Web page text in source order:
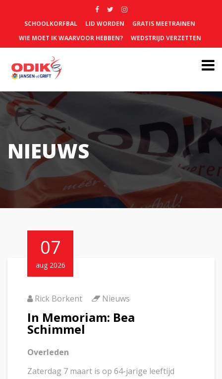
SCHOOLKORFBAL LID WORDEN
GRATIS MEETRAINEN
WIE MOET IK WAARVOOR HEBBEN?
WEDSTRIJD VERZETTEN
NIEUWS
07
aug 2026
Rick Borkent Nieuws
In Memoriam: Bea
Schimmel
Overleden
Zaterdag 7 maart is op 64-jarige leeftijd